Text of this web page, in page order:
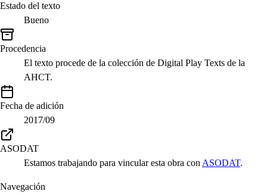
Estado del texto
Bueno
Procedencia
El texto procede de la colección de Digital Play Texts de la
AHCT.
Fecha de adición
2017/09
ASODAT
Estamos trabajando para vincular esta obra con ASODAT.
Navegación